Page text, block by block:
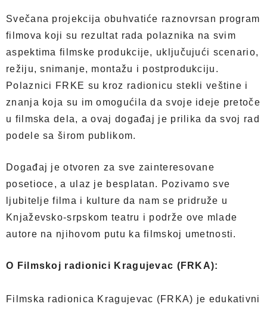
Svečana projekcija obuhvatiće raznovrsan program
filmova koji su rezultat rada polaznika na svim
aspektima filmske produkcije, uključujući scenario,
režiju, snimanje, montažu i postprodukciju.
Polaznici FRKE su kroz radionicu stekli veštine i
znanja koja su im omogućila da svoje ideje pretoče
u filmska dela, a ovaj događaj je prilika da svoj rad
podele sa širom publikom.
Događaj je otvoren za sve zainteresovane
posetioce, a ulaz je besplatan. Pozivamo sve
ljubitelje filma i kulture da nam se pridruže u
Knjaževsko-srpskom teatru i podrže ove mlade
autore na njihovom putu ka filmskoj umetnosti.
O Filmskoj radionici Kragujevac (FRKA):
Filmska radionica Kragujevac (FRKA) je edukativni